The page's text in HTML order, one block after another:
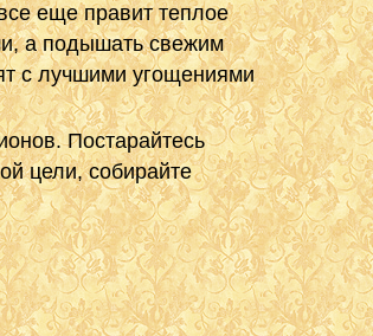
еще правит теплое
а подышать свежим
с лучшими угощениями
Постарайтесь
цели, собирайте